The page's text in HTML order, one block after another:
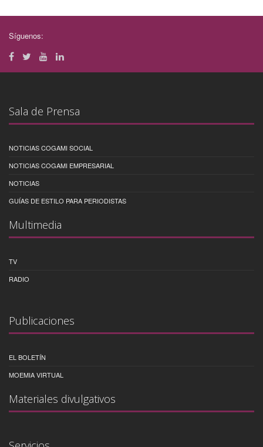
Síguenos:
Sala de Prensa
NOTICIAS COGAMI SOCIAL
NOTICIAS COGAMI EMPRESARIAL
NOTICIAS
GUÍAS DE ESTILO PARA PERIODISTAS
Multimedia
TV
RADIO
Publicaciones
EL BOLETÍN
MOEMIA VIRTUAL
Materiales divulgativos